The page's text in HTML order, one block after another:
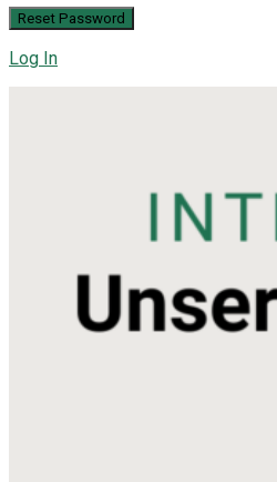
Log In